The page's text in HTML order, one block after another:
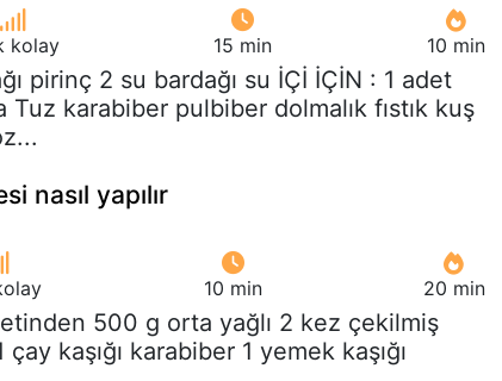
kolay 15 min 10 min
pirinç 2 su bardağı su İÇİ İÇİN : 1 adet
Tuz karabiber pulbiber dolmalık fıstık kuş
nasıl yapılır
10 min 20 min
500 g orta yağlı 2 kez çekilmiş
çay kaşığı karabiber 1 yemek kaşığı